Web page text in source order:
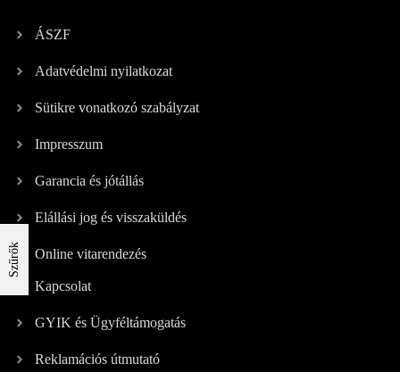
Szűrők
ÁSZF
Adatvédelmi nyilatkozat
Sütikre vonatkozó szabályzat
Impresszum
Garancia és jótállás
Elállási jog és visszaküldés
Online vitarendezés
Kapcsolat
GYIK és Ügyféltámogatás
Reklamációs útmutató